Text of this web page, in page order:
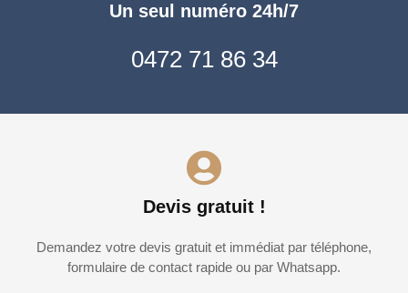
Un seul numéro 24h/7
0472 71 86 34
Devis gratuit !
Demandez votre devis gratuit et immédiat par téléphone,
formulaire de contact rapide ou par Whatsapp.